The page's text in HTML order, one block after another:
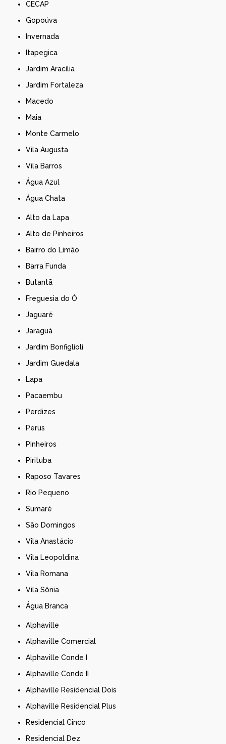
CECAP
Gopoúva
Invernada
Itapegica
Jardim Aracília
Jardim Fortaleza
Macedo
Maia
Monte Carmelo
Vila Augusta
Vila Barros
Água Azul
Água Chata
Alto da Lapa
Alto de Pinheiros
Bairro do Limão
Barra Funda
Butantã
Freguesia do Ó
Jaguaré
Jaraguá
Jardim Bonfiglioli
Jardim Guedala
Lapa
Pacaembu
Perdizes
Perus
Pinheiros
Pirituba
Raposo Tavares
Rio Pequeno
Sumaré
São Domingos
Vila Anastácio
Vila Leopoldina
Vila Romana
Vila Sônia
Água Branca
Alphaville
Alphaville Comercial
Alphaville Conde I
Alphaville Conde II
Alphaville Residencial Dois
Alphaville Residencial Plus
Residencial Cinco
Residencial Dez